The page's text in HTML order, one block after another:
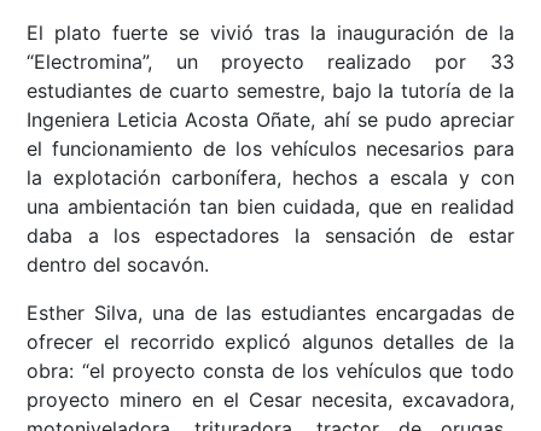
El plato fuerte se vivió tras la inauguración de la
“Electromina”, un proyecto realizado por 33
estudiantes de cuarto semestre, bajo la tutoría de la
Ingeniera Leticia Acosta Oñate, ahí se pudo apreciar
el funcionamiento de los vehículos necesarios para
la explotación carbonífera, hechos a escala y con
una ambientación tan bien cuidada, que en realidad
daba a los espectadores la sensación de estar
dentro del socavón.
Esther Silva, una de las estudiantes encargadas de
ofrecer el recorrido explicó algunos detalles de la
obra: “el proyecto consta de los vehículos que todo
proyecto minero en el Cesar necesita, excavadora,